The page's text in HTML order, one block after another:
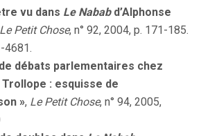
vu dans Le Nababd’Alphonse
Le Petit Chose, n° 92, 2004, p. 171-185.
4681.
débats parlementaires chez
: esquisse de
», Le Petit Chose, n° 94, 2005,